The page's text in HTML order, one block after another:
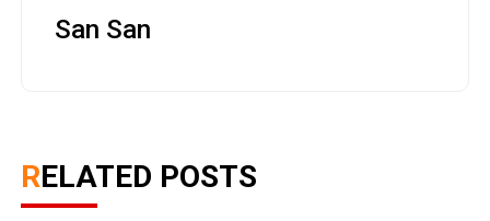
San San
RELATED POSTS